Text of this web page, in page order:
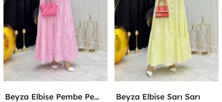
Beyza Elbise Pembe Pembe Beyza Elbise Sarı Sarı